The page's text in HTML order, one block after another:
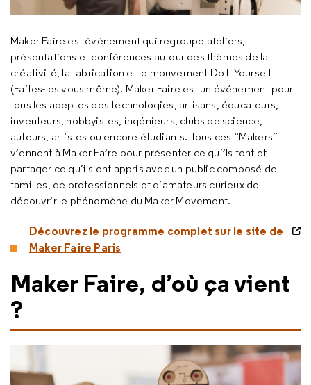
Maker Faire est événement qui regroupe ateliers,
présentations et conférences autour des thèmes de la
créativité, la fabrication et le mouvement Do It Yourself
(Faites-les vous même). Maker Faire est un événement pour
tous les adeptes des technologies, artisans, éducateurs,
inventeurs, hobbyistes, ingénieurs, clubs de science,
auteurs, artistes ou encore étudiants. Tous ces “Makers”
viennent à Maker Faire pour présenter ce qu’ils font et
partager ce qu’ils ont appris avec un public composé de
familles, de professionnels et d’amateurs curieux de
découvrir le phénomène du Maker Movement.
Découvrez le programme complet sur le site de
Maker Faire Paris
Maker Faire, d’où ça vient
?